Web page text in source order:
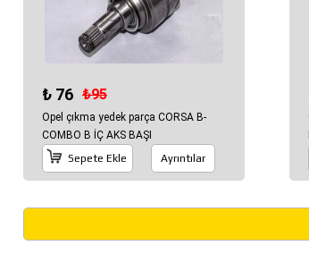
₺ 76 ₺95
Opel çıkma yedek parça CORSA B-
COMBO B İÇ AKS BAŞI
Sepete Ekle
Ayrıntılar